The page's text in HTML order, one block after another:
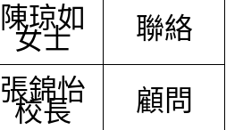
陳琼如
女士 聯絡
張錦怡
校長 顧問